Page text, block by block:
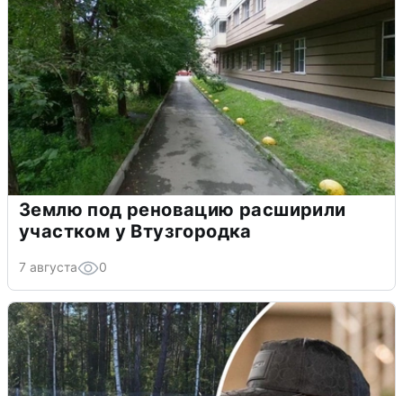
Землю под реновацию расширили
участком у Втузгородка
7 августа 0